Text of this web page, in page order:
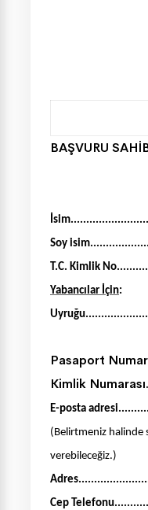
BAŞVURU
Soy
T.C. Kimlik
Yabancılar İçin:
Pasaport
Kimlik
E-posta
(Belirtmeniz halinde
verebileceğiz.)
Cep